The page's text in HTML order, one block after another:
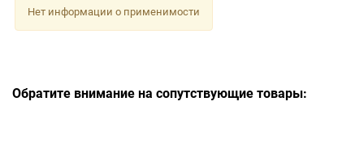
Нет информации о применимости
Обратите внимание на сопутствующие товары: